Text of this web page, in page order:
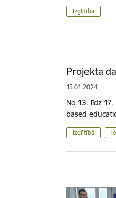
Izglītībā
Projekta
15.01.2024.
No 13. līdz
based
Izglītībā